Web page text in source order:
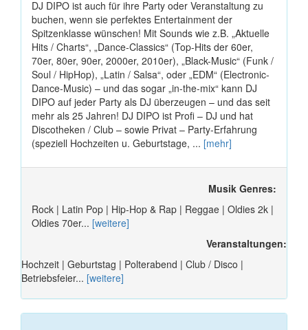
DJ DIPO ist auch für ihre Party oder Veranstaltung zu
buchen, wenn sie perfektes Entertainment der
Spitzenklasse wünschen! Mit Sounds wie z.B. „Aktuelle
Hits / Charts“, „Dance-Classics“ (Top-Hits der 60er,
70er, 80er, 90er, 2000er, 2010er), „Black-Music“ (Funk /
Soul / HipHop), „Latin / Salsa“, oder „EDM“ (Electronic-
Dance-Music) – und das sogar „in-the-mix“ kann DJ
DIPO auf jeder Party als DJ überzeugen – und das seit
mehr als 25 Jahren! DJ DIPO ist Profi – DJ und hat
Discotheken / Club – sowie Privat – Party-Erfahrung
(speziell Hochzeiten u. Geburtstage, ... [mehr]
Musik Genres:
Rock | Latin Pop | Hip-Hop & Rap | Reggae | Oldies 2k |
Oldies 70er... [weitere]
Veranstaltungen:
Hochzeit | Geburtstag | Polterabend | Club / Disco |
Betriebsfeier... [weitere]